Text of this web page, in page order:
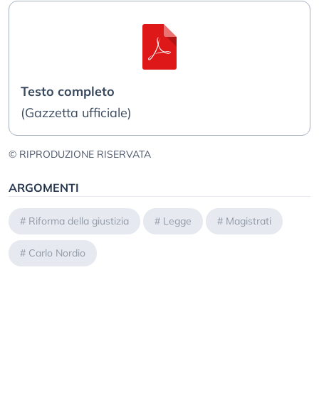
Testo completo
(Gazzetta ufficiale)
© RIPRODUZIONE RISERVATA
ARGOMENTI
# Riforma della giustizia # Legge # Magistrati
# Carlo Nordio